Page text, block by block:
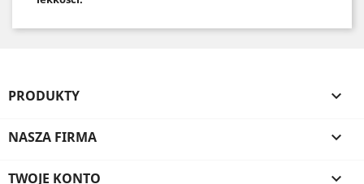
PRODUKTY 
NASZA FIRMA 
TWOJE KONTO 